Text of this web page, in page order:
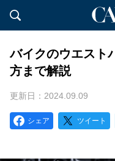
バイクのウエスト
方まで解説
更新日：2024.09.09
シェア ツイート